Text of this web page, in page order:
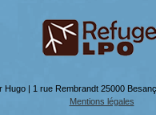
Hugo | 1 rue Rembrandt 25000
Mentions légales